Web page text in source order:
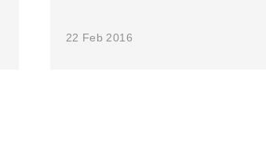
22 Feb 2016